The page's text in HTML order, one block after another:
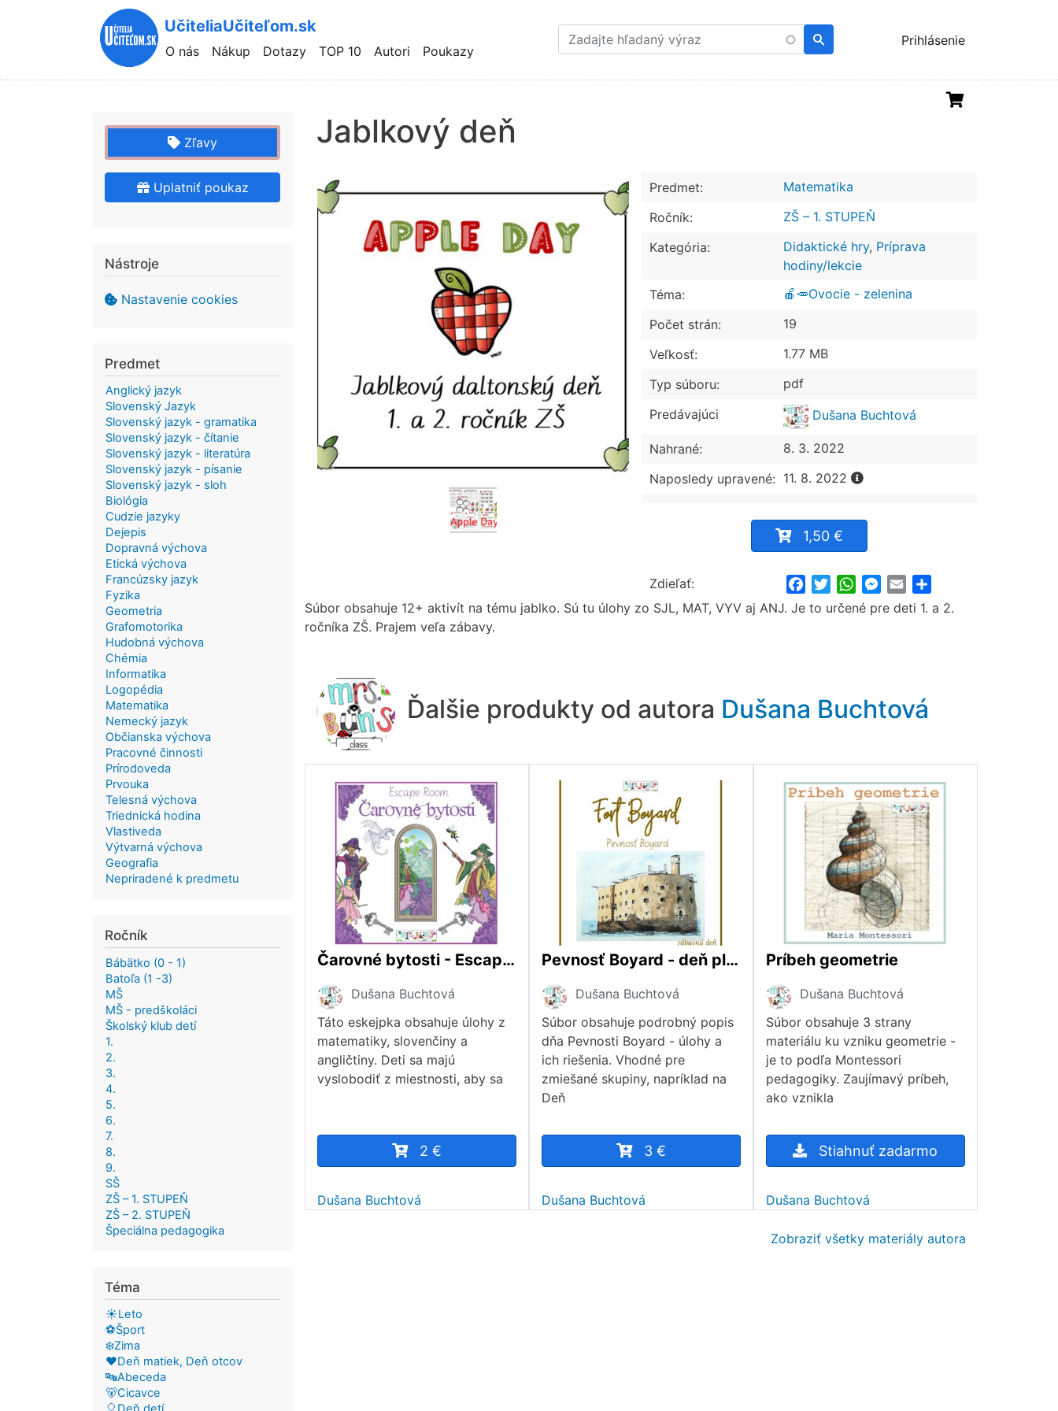
hlavný
UčiteliaUčiteľom.sk
Menu
Prihlásenie
Hlavní
navigace
O nás Nákup Dotazy TOP 10 Autori Poukazy
Jablkový deň
Predmet:
Matematika
Ročník:
ZŠ – 1. STUPEŇ
Kategória:
Didaktické hry, Príprava
hodiny/lekcie
Téma:
🍎🥕Ovocie - zelenina
Počet strán:
19
Veľkosť:
1.77 MB
Typ súboru:
pdf
Predávajúci
Dušana Buchtová
Nahrané:
8. 3. 2022
Naposledy upravené: 11. 8. 2022
1,50 €
Zdieľať: FacebookTwitterWhatsApp
Messenger
Email
Súbor obsahuje 12+ aktivít na tému jablko. Sú tu úlohy zo SJL, MAT, VYV aj ANJ. Je to určené pre deti 1. a 2.
ročníka ZŠ. Prajem veľa zábavy.
Ďalšie produkty od autora Dušana Buchtová
Čarovné bytosti - Escape room
Dušana Buchtová
Táto eskejpka obsahuje úlohy z
matematiky, slovenčiny a
angličtiny. Deti sa majú
vyslobodiť z miestnosti, aby sa
2 €
Dušana Buchtová
Pevnosť Boyard - deň plný zábavy
Dušana Buchtová
Súbor obsahuje podrobný popis
dňa Pevnosti Boyard - úlohy a
ich riešenia. Vhodné pre
zmiešané skupiny, napríklad na
Deň
3 €
Dušana Buchtová
Príbeh geometrie
Dušana Buchtová
Súbor obsahuje 3 strany
materiálu ku vzniku geometrie -
je to podľa Montessori
pedagogiky. Zaujímavý príbeh,
ako vznikla
Stiahnuť zadarmo
Dušana Buchtová
Zobraziť všetky materiály autora
Zľavy
Uplatniť poukaz
Nástroje
Nastavenie cookies
Predmet
Anglický jazyk
Slovenský Jazyk
Slovenský jazyk - gramatika
Slovenský jazyk - čítanie
Slovenský jazyk - literatúra
Slovenský jazyk - písanie
Slovenský jazyk - sloh
Biológia
Cudzie jazyky
Dejepis
Dopravná výchova
Etická výchova
Francúzsky jazyk
Fyzika
Geometria
Grafomotorika
Hudobná výchova
Chémia
Informatika
Logopédia
Matematika
Nemecký jazyk
Občianska výchova
Pracovné činnosti
Prírodoveda
Prvouka
Telesná výchova
Triednická hodina
Vlastiveda
Výtvarná výchova
Geografia
Nepriradené k predmetu
Ročník
Bábätko (0 - 1)
Batoľa (1 -3)
MŠ
MŠ - predškoláci
Školský klub detí
1.
2.
3.
4.
5.
6.
7.
8.
9.
SŠ
ZŠ – 1. STUPEŇ
ZŠ – 2. STUPEŇ
Špeciálna pedagogika
Téma
☀️Leto
⚽Šport
❄️Zima
❤️Deň matiek, Deň otcov
🔤Abeceda
🐻Cicavce